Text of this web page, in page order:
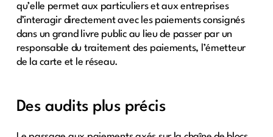
qu’elle permet aux particuliers et aux entreprises
d’interagir directement avec les paiements consignés
dans un grand livre public au lieu de passer par un
responsable du traitement des paiements, l’émetteur
de la carte et le réseau.
Des audits plus précis